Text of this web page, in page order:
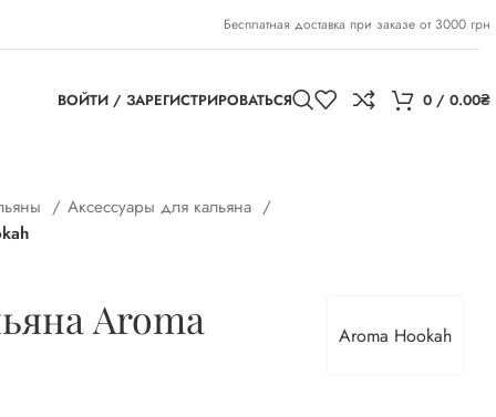
Бесплатная доставка при заказе от 3000 грн
ВОЙТИ / ЗАРЕГИСТРИРОВАТЬСЯ 0 / 0.00₴
Аксессуары для кальяна
Aroma Hookah
Aroma